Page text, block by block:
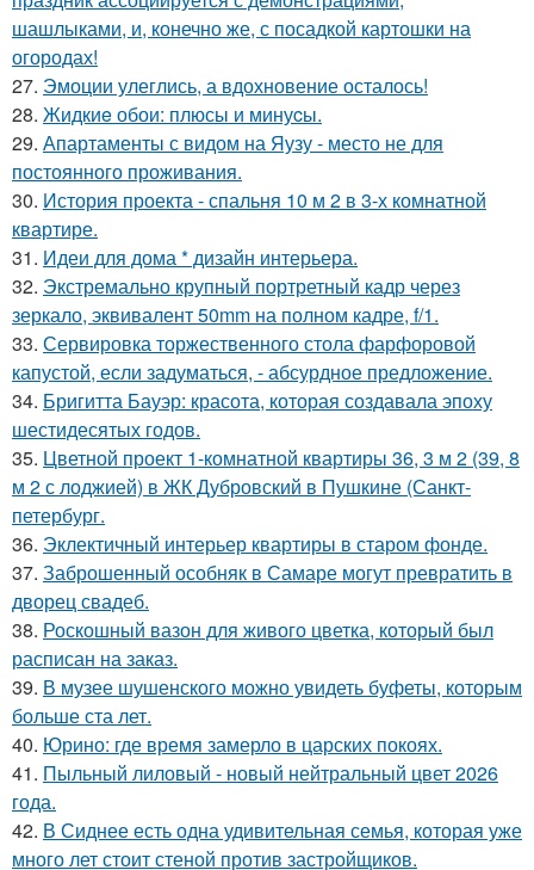
шашлыками, и, конечно же, с посадкой картошки на
огородах!
27. Эмоции улеглись, а вдохновение осталось!
28. Жидкиe обои: плюсы и минуcы.
29. Апартаменты с видом на Яузу - место не для
постоянного проживания.
30. История проекта - спальня 10 м 2 в 3-х комнатной
квартире.
31. Идеи для дома * дизайн интерьера.
32. Экстремально крупный портретный кадр через
зеркало, эквивалент 50mm на полном кадре, f/1.
33. Сервировка торжественного стола фарфоровой
капустой, если задуматься, - абсурдное предложение.
34. Бригитта Бауэр: красота, которая создавала эпоху
шестидесятых годов.
35. Цветной проект 1-комнатной квартиры 36, 3 м 2 (39, 8
м 2 с лоджией) в ЖК Дубровский в Пушкине (Санкт-
петербург.
36. Эклектичный интерьер квартиры в старом фонде.
37. Заброшенный особняк в Самаре могут превратить в
дворец свадеб.
38. Роскошный вазон для живого цветка, который был
расписан на заказ.
39. В музее шушенского можно увидеть буфеты, которым
больше ста лет.
40. Юрино: где время замерло в царских покоях.
41. Пыльный лиловый - новый нейтральный цвет 2026
года.
42. В Сиднее есть одна удивительная семья, которая уже
много лет стоит стеной против застройщиков.